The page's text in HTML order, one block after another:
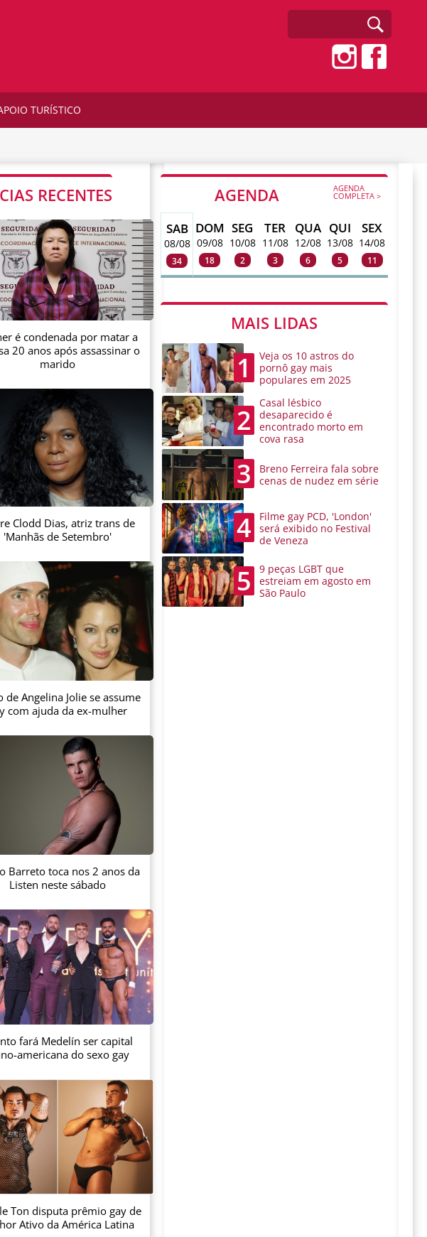
TURÍSTICO
RECENTES
é condenada por matar a
20 anos após assassinar o
marido
Clodd Dias, atriz trans de
'Manhãs de Setembro'
de Angelina Jolie se assume
com ajuda da ex-mulher
Barreto toca nos 2 anos da
Listen neste sábado
fará Medelín ser capital
americana do sexo gay
Ton disputa prêmio gay de
Ativo da América Latina
AGENDA AGENDA
COMPLETA >
SAB
08/08
34
DOM
09/08
18
SEG
10/08
2
TER
11/08
3
QUA
12/08
6
QUI
13/08
5
SEX
14/08
11
MAIS LIDAS
1
Veja os 10 astros do
pornô gay mais
populares em 2025
2
Casal lésbico
desaparecido é
encontrado morto em
cova rasa
3
Breno Ferreira fala sobre
cenas de nudez em série
4
Filme gay PCD, 'London'
será exibido no Festival
de Veneza
5
9 peças LGBT que
estreiam em agosto em
São Paulo